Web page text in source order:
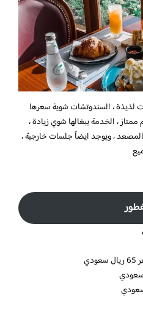
لذيذة ، السندوتشات شوية سعرها
ممتاز ، الخدمة يبغالها شوي زيادة ،
بالمصعد ، ويوجد ايضاً جلسات خارجية ،